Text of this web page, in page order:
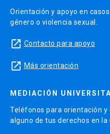
Evolución del
Visión Lean de
Detección de
Gestión diaria de
Orientación y apoyo en
género o violencia sexual.
launch Contacto para apoyo
launch Más orientación
MEDIACIÓN
Teléfonos para orientación y
alguno de tus derechos en la